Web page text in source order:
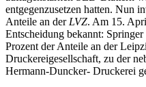
entgegenzusetzen hatten. Nun
Anteile an der LVZ. Am 15.
Entscheidung bekannt:
Prozent der Anteile an der
Druckereigesellschaft, zu der
Hermann-Duncker- Druckerei